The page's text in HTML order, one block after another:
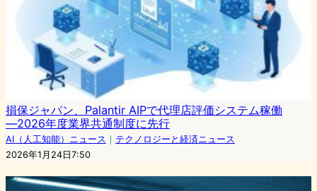
損保ジャパン、Palantir AIPで代理店評価システム稼働
―2026年度業界共通制度に先行
AI（人工知能）ニュース ｜ テクノロジーと経済ニュース
2026年1月24日7:50